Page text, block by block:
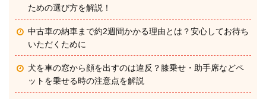
ための選び方を解説！
中古車の納車まで約2週間かかる理由とは？安心してお待ち
いただくために
犬を車の窓から顔を出すのは違反？膝乗せ・助手席などペ
ットを乗せる時の注意点を解説